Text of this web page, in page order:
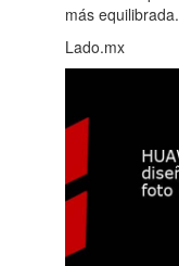
más equilibrada.
Lado.mx